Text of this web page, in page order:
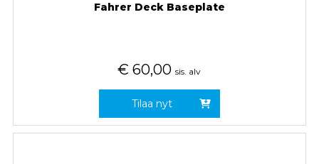
Fahrer Deck Baseplate
€ 60,00 sis. alv
Tilaa nyt